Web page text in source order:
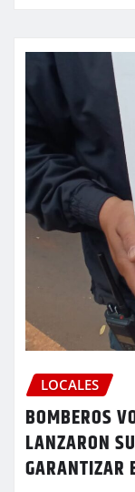
LOCALES
BOMBEROS
LANZARON
GARANTIZAR